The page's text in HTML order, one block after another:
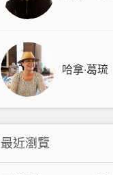
哈拿‧葛琉
最近瀏覽